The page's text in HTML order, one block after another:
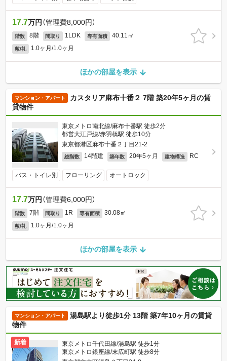
17.7万円 （管理費8,000円）
階数 8階 間取り 1LDK 専有面積 40.11㎡
敷/礼 1.0ヶ月/1.0ヶ月
ほかの部屋を表示
マンション・アパート
カスタリア麻布十番２ 7階 築20年5ヶ月の賃
貸物件
東京メトロ南北線/麻布十番駅 徒歩2分
都営大江戸線/赤羽橋駅 徒歩10分
東京都港区麻布十番２丁目21-2
総階数 14階建 築年数 20年5ヶ月 建物構造 RC
バス・トイレ別 フローリング オートロック
17.7万円 （管理費6,000円）
階数 7階 間取り 1R 専有面積 30.08㎡
敷/礼 1.0ヶ月/1.0ヶ月
ほかの部屋を表示
マンション・アパート
湯島駅より徒歩1分 13階 築7年10ヶ月の賃貸
物件
新着
東京メトロ千代田線/湯島駅 徒歩1分
東京メトロ銀座線/末広町駅 徒歩8分